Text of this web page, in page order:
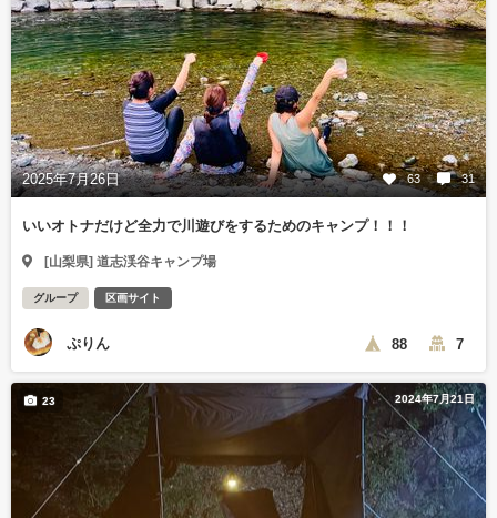
2025年7月26日 63 31
いいオトナだけど全力で川遊びをするためのキャンプ！！！
[山梨県] 道志渓谷キャンプ場
グループ 区画サイト
ぷりん 88 7
2024年7月21日
23